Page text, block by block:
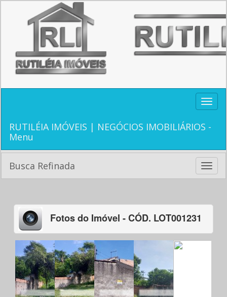
Toggle
RUTILÉIA IMÓVEIS | NEGÓCIOS IMOBILIÁRIOS -
Menu
Toggle
Busca Refinada
Fotos do Imóvel - CÓD. LOT001231